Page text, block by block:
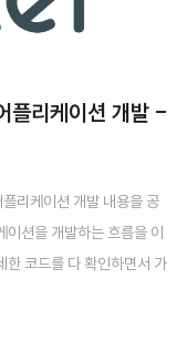
플리케이션 개발 -
리케이션 개발 내용을 공
이션을 개발하는 흐름을 이
한 코드를 다 확인하면서 가